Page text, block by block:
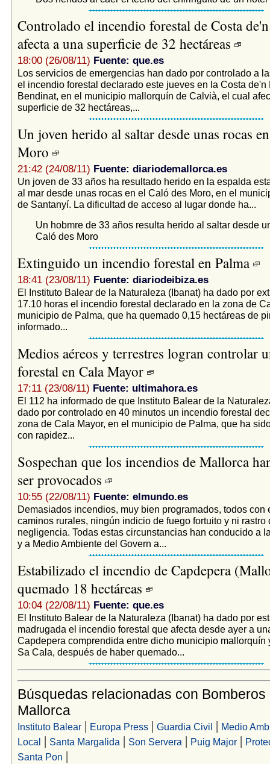
Controlado el incendio forestal de Costa
afecta a una superficie de 32 hectáreas
18:00 (26/08/11) Fuente: que.es
Los servicios de emergencias han dado por controlado a
el incendio forestal declarado este jueves en la Costa de'n
Bendinat, en el municipio mallorquín de Calvià, el cual
superficie de 32 hectáreas,...
Un joven herido al saltar desde unas rocas
Moro
21:42 (24/08/11) Fuente: diariodemallorca.es
Un joven de 33 años ha resultado herido en la espalda
al mar desde unas rocas en el Caló des Moro, en el
de Santanyí. La dificultad de acceso al lugar donde ha...
Un hobmre de 33 años resulta herido al saltar desde
Caló des Moro
Extinguido un incendio forestal en Palma
18:41 (23/08/11) Fuente: diariodeibiza.es
El Instituto Balear de la Naturaleza (Ibanat) ha dado por
17.10 horas el incendio forestal declarado en la zona de
municipio de Palma, que ha quemado 0,15 hectáreas de
informado...
Medios aéreos y terrestres logran controlar
forestal en Cala Mayor
17:11 (23/08/11) Fuente: ultimahora.es
El 112 ha informado de que Instituto Balear de la
dado por controlado en 40 minutos un incendio forestal
zona de Cala Mayor, en el municipio de Palma, que ha
con rapidez...
Sospechan que los incendios de Mallorca
ser provocados
10:55 (22/08/11) Fuente: elmundo.es
Demasiados incendios, muy bien programados, todos con
caminos rurales, ningún indicio de fuego fortuito y ni rastro
negligencia. Todas estas circunstancias han conducido a
y a Medio Ambiente del Govern a...
Estabilizado el incendio de Capdepera
quemado 18 hectáreas
10:04 (22/08/11) Fuente: que.es
El Instituto Balear de la Naturaleza (Ibanat) ha dado por
madrugada el incendio forestal que afecta desde ayer a
Capdepera comprendida entre dicho municipio mallorquín
Sa Cala, después de haber quemado...
Búsquedas relacionadas con Bomberos
Mallorca
Instituto Balear| Europa Press| Guardia Civil | Medio
Local | Santa Margalida | Son Servera | Puig Major|
Santa Pon |